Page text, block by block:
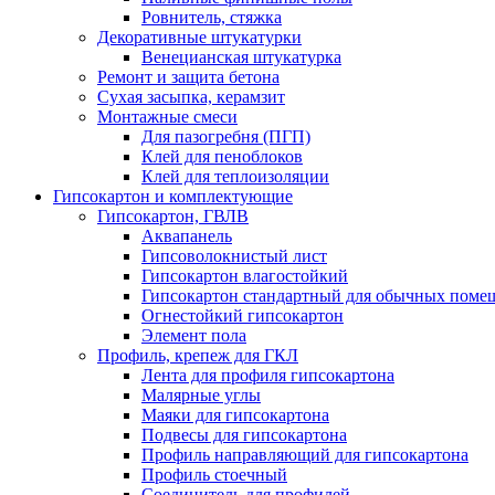
Ровнитель, стяжка
Декоративные штукатурки
Венецианская штукатурка
Ремонт и защита бетона
Сухая засыпка, керамзит
Монтажные смеси
Для пазогребня (ПГП)
Клей для пеноблоков
Клей для теплоизоляции
Гипсокартон и комплектующие
Гипсокартон, ГВЛВ
Аквапанель
Гипсоволокнистый лист
Гипсокартон влагостойкий
Гипсокартон стандартный для обычных
Огнестойкий гипсокартон
Элемент пола
Профиль, крепеж для ГКЛ
Лента для профиля гипсокартона
Малярные углы
Маяки для гипсокартона
Подвесы для гипсокартона
Профиль направляющий для гипсокартона
Профиль стоечный